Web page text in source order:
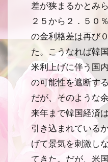
差が狭まるかとみ
２５から２．５０
の金利格差は再び
た。こうなれば韓
米利上げに伴う国
の可能性を遮断する
だが、そのような
来年まで韓国経済
引き込まれている
げて景気を刺激し
てきた。だが、米